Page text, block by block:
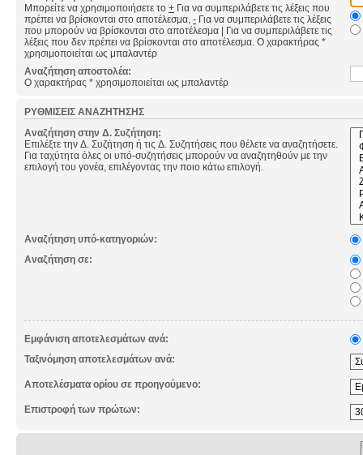
Μπορείτε να χρησιμοποιήσετε το + Για να συμπεριλάβετε τις λέξεις που
πρέπει να βρίσκονται στο αποτέλεσμα, - Για να συμπεριλάβετε τις λέξεις
που μπορούν να βρίσκονται στο αποτέλεσμα | Για να συμπεριλάβετε τις
λέξεις που δεν πρέπει να βρίσκονται στο αποτέλεσμα. Ο χαρακτήρας *
χρησιμοποιείται ως μπαλαντέρ
Αναζήτηση αποστολέα:
Ο χαρακτήρας * χρησιμοποιείται ως μπαλαντέρ
ΡΥΘΜΊΣΕΙΣ ΑΝΑΖΉΤΗΣΗΣ
Αναζήτηση στην Δ. Συζήτηση:
Επιλέξτε την Δ. Συζήτηση ή τις Δ. Συζητήσεις που θέλετε να αναζητήσετε.
Για ταχύτητα όλες οι υπό-συζητήσεις μπορούν να αναζητηθούν με την
επιλογή του γονέα, επιλέγοντας την ποιο κάτω επιλογή.
Αναζήτηση υπό-κατηγοριών:
Αναζήτηση σε:
Εμφάνιση αποτελεσμάτων ανά:
Ταξινόμηση αποτελεσμάτων ανά:
Αποτελέσματα ορίου σε προηγούμενο:
Επιστροφή των πρώτων: